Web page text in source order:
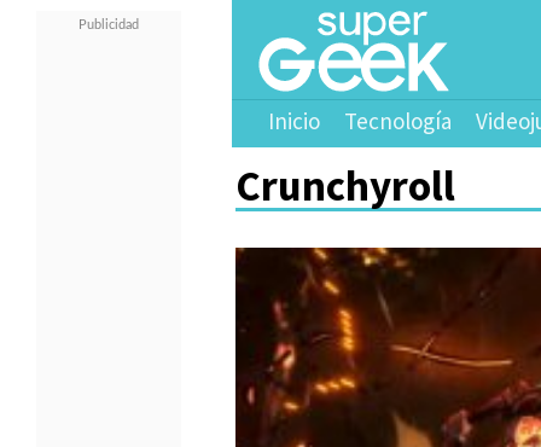
Inicio Tecnología
Crunchyroll